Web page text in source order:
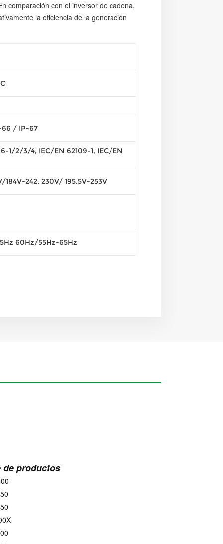
comparación con el inversor de cadena,
la eficiencia de la generación
/ IP-67
1/2/3/4, IEC/EN 62109-1, IEC/EN
184V-242, 230V/ 195.5V-253V
60Hz/55Hz-65Hz
de productos